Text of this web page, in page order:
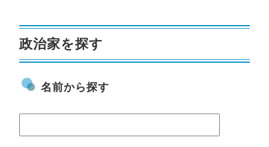
政治家を探す
名前から探す